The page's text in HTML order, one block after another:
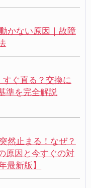
かない原因｜故障
ぐ直る？交換に
準を完全解説
然止まる！なぜ？
原因と今すぐの対
最新版】